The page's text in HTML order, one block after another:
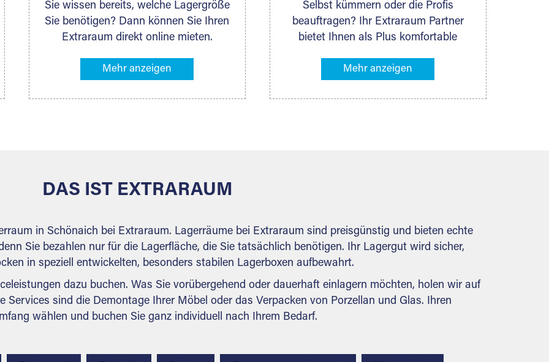
Sie wissen bereits, welche Lagergröße
Sie benötigen? Dann können Sie Ihren
Extraraum direkt online mieten.
Lagerliste die entsprechenden
möchten – das Volumen wird sofort
weiteren Fragen, die Sie haben.
Selbst kümmern oder die Profis
beauftragen? Ihr Extraraum Partner
bietet Ihnen als Plus komfortable
besonders bequem machen. Dazu
Lieferung von Packmaterial sowie
DAS IST EXTRARAUM
in Schönaich bei Extraraum. Lagerräume bei Extraraum sind preisgünstig und bieten echte
Sie bezahlen nur für die Lagerfläche, die Sie tatsächlich benötigen. Ihr Lagergut wird sicher,
in speziell entwickelten, besonders stabilen Lagerboxen aufbewahrt.
dazu buchen. Was Sie vorübergehend oder dauerhaft einlagern möchten, holen wir auf
Services sind die Demontage Ihrer Möbel oder das Verpacken von Porzellan und Glas. Ihren
wählen und buchen Sie ganz individuell nach Ihrem Bedarf.